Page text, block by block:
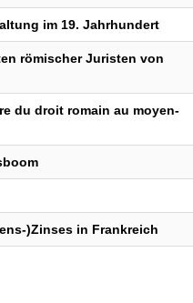
im 19. Jahrhundert
römischer Juristen von
du droit romain au moyen-
)Zinses in Frankreich